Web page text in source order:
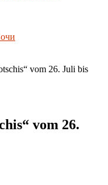
vom 26. Juli bis
vom 26.